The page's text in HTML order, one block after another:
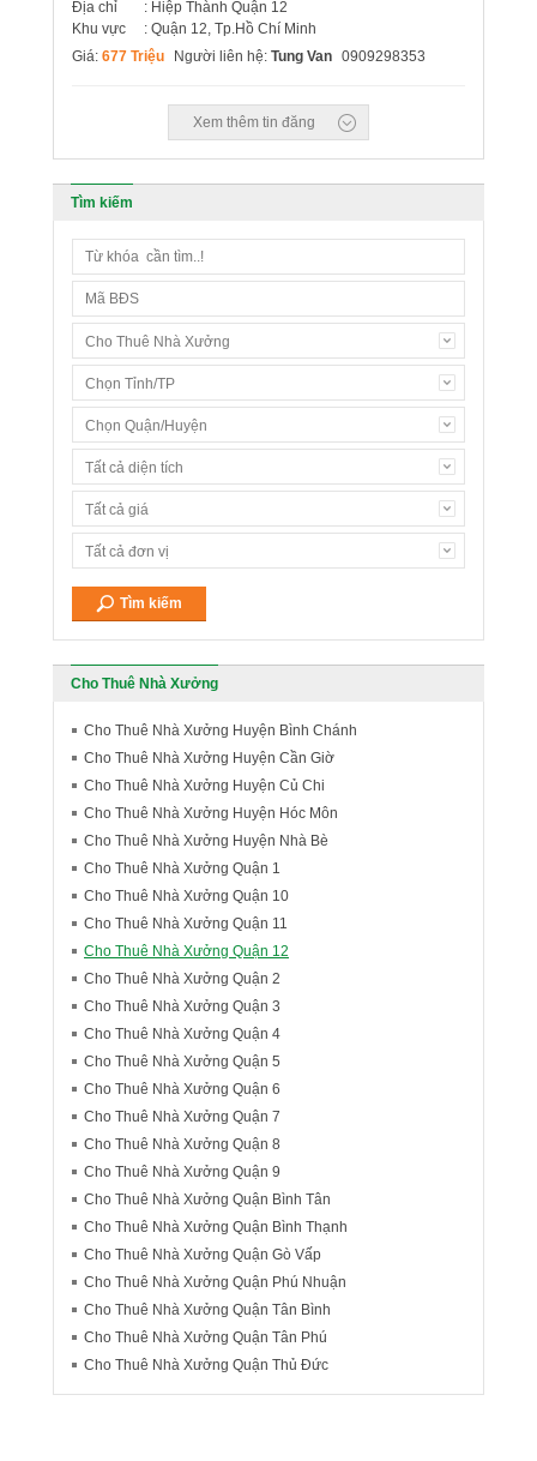
Địa chỉ
: Hiệp Thành Quận 12
Khu vực
: Quận 12, Tp.Hồ Chí Minh
Giá: 677 Triệu Người liên hệ: Tung Van 0909298353
Xem thêm tin đăng
Tìm kiếm
Cho Thuê Nhà Xưởng
Chọn Tỉnh/TP
Chọn Quận/Huyện
Tất cả diện tích
Tất cả giá
Tất cả đơn vị
Cho Thuê Nhà Xưởng
Cho Thuê Nhà Xưởng Huyện Bình Chánh
Cho Thuê Nhà Xưởng Huyện Cần Giờ
Cho Thuê Nhà Xưởng Huyện Củ Chi
Cho Thuê Nhà Xưởng Huyện Hóc Môn
Cho Thuê Nhà Xưởng Huyện Nhà Bè
Cho Thuê Nhà Xưởng Quận 1
Cho Thuê Nhà Xưởng Quận 10
Cho Thuê Nhà Xưởng Quận 11
Cho Thuê Nhà Xưởng Quận 12
Cho Thuê Nhà Xưởng Quận 2
Cho Thuê Nhà Xưởng Quận 3
Cho Thuê Nhà Xưởng Quận 4
Cho Thuê Nhà Xưởng Quận 5
Cho Thuê Nhà Xưởng Quận 6
Cho Thuê Nhà Xưởng Quận 7
Cho Thuê Nhà Xưởng Quận 8
Cho Thuê Nhà Xưởng Quận 9
Cho Thuê Nhà Xưởng Quận Bình Tân
Cho Thuê Nhà Xưởng Quận Bình Thạnh
Cho Thuê Nhà Xưởng Quận Gò Vấp
Cho Thuê Nhà Xưởng Quận Phú Nhuận
Cho Thuê Nhà Xưởng Quận Tân Bình
Cho Thuê Nhà Xưởng Quận Tân Phú
Cho Thuê Nhà Xưởng Quận Thủ Đức